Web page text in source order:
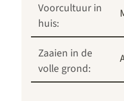
Voorcultuur in
huis:
Zaaien in de
volle grond: